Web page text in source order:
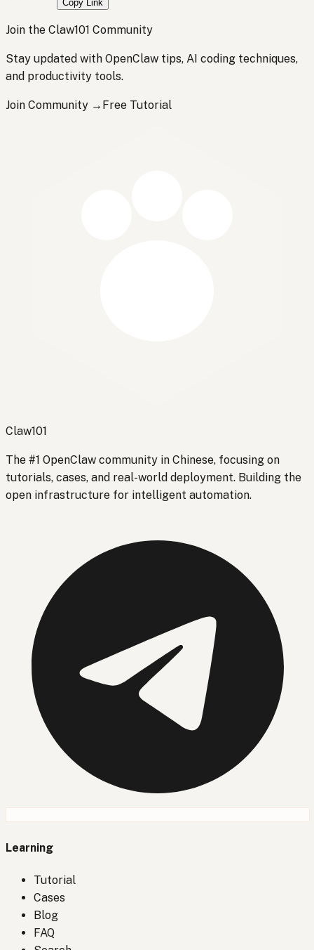
Copy Link
Join the Claw101 Community
Stay updated with OpenClaw tips, AI coding techniques,
and productivity tools.
Join Community → Free Tutorial
Claw101
The #1 OpenClaw community in Chinese, focusing on
tutorials, cases, and real-world deployment. Building the
open infrastructure for intelligent automation.
Learning
Tutorial
Cases
Blog
FAQ